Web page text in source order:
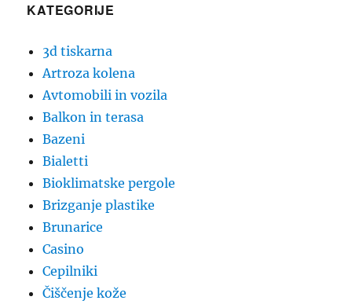
KATEGORIJE
3d tiskarna
Artroza kolena
Avtomobili in vozila
Balkon in terasa
Bazeni
Bialetti
Bioklimatske pergole
Brizganje plastike
Brunarice
Casino
Cepilniki
Čiščenje kože